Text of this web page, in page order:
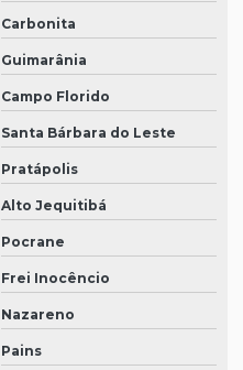
Carbonita
Guimarânia
Campo Florido
Santa Bárbara do Leste
Pratápolis
Alto Jequitibá
Pocrane
Frei Inocêncio
Nazareno
Pains